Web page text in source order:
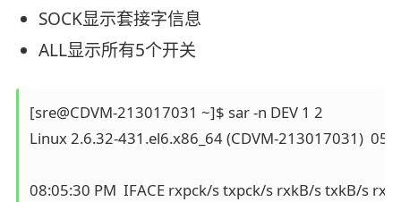
SOCK显示套接字信息
ALL显示所有5个开关
[sre@CDVM-213017031 ~]$ sar -n DEV 1 2
Linux 2.6.32-431.el6.x86_64 (CDVM-213017031)  05/
08:05:30 PM  IFACE rxpck/s txpck/s rxkB/s txkB/s